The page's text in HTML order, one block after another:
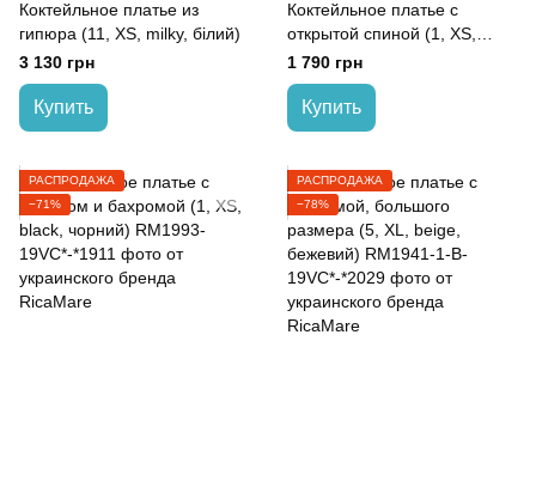
Коктейльное платье из
гипюра (11, XS, milky, білий)
3 130 грн
Купить
Коктейльное платье с
открытой спиной (1, XS,
чорний, чорний)
1 790 грн
Купить
РАСПРОДАЖА
−71%
РАСПРОДАЖА
−78%